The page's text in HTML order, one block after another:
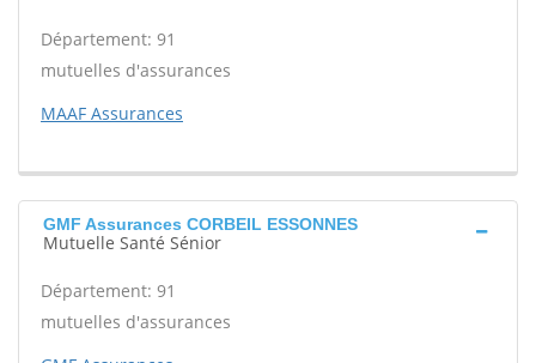
Département: 91
mutuelles d'assurances
MAAF Assurances
GMF Assurances CORBEIL ESSONNES
Mutuelle Santé Sénior
Département: 91
mutuelles d'assurances